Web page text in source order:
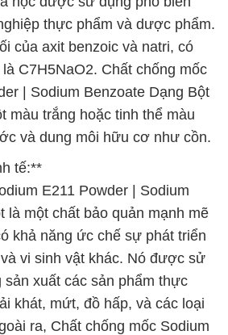
thực phẩm và dược phẩm.
của axit benzoic và natri, có
C7H5NaO2. Chất chống mốc
| Sodium Benzoate Dạng Bột
màu trắng hoặc tinh thể màu
và dung môi hữu cơ như cồn.
tế:**
E211 Powder | Sodium
là một chất bảo quản mạnh mẽ
khả năng ức chế sự phát triển
vi sinh vật khác. Nó được sử
sản xuất các sản phẩm thực
khát, mứt, đồ hấp, và các loại
ra, Chất chống mốc Sodium